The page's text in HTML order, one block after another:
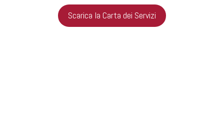
Scarica la Carta dei Servizi